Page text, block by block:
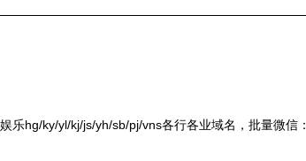
乐hg/ky/yl/kj/js/yh/sb/pj/vns各行各业域名，批量微信：